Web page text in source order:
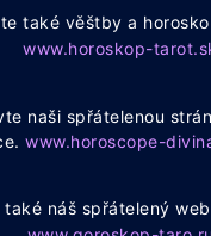
také věštby a
www.horoskop-
naši spřátelenou
www.horoscope-
náš spřátelený